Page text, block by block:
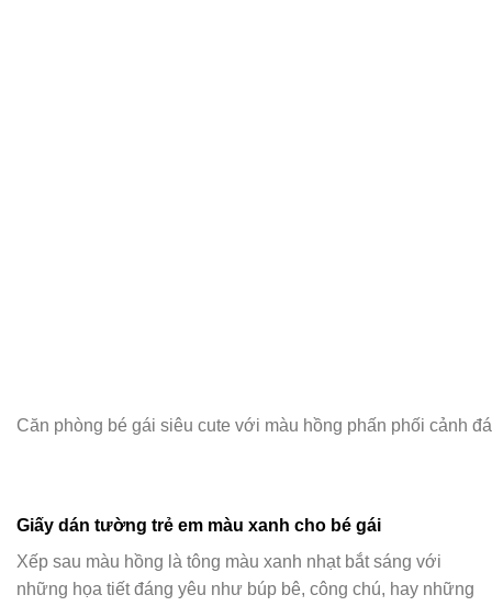
Căn phòng bé gái siêu cute với màu hồng phấn phối cảnh
Giấy dán tường trẻ em màu xanh cho bé gái
Xếp sau màu hồng là tông màu xanh nhạt bắt sáng với
những họa tiết đáng yêu như búp bê, công chú, hay những